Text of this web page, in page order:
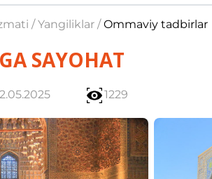
/ Yangiliklar /Ommaviy tadbirlar
SAYOHAT
1229